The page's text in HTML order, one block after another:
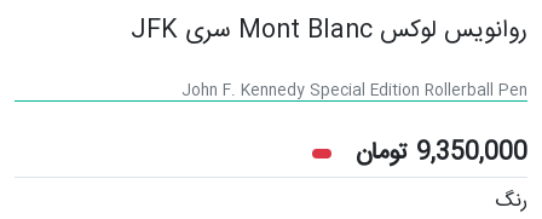
روانویس لوکس Mont Blanc سری JFK
John F. Kennedy Special Edition Rollerball Pen
9,350,000 تومان
رنگ